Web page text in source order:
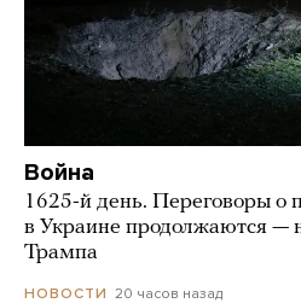
Война
1625-й день. Переговоры о
в Украине продолжаются —
Трампа
НОВОСТИ 20 часов назад